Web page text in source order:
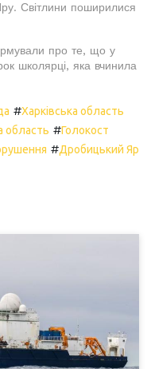
Світлини поширилися
про те, що у
школярці, яка вчинила
#Харківська область
область #Голокост
#Дробицький Яр